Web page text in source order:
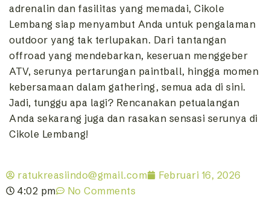
adrenalin dan fasilitas yang memadai, Cikole
Lembang siap menyambut Anda untuk pengalaman
outdoor yang tak terlupakan. Dari tantangan
offroad yang mendebarkan, keseruan menggeber
ATV, serunya pertarungan paintball, hingga momen
kebersamaan dalam gathering, semua ada di sini.
Jadi, tunggu apa lagi? Rencanakan petualangan
Anda sekarang juga dan rasakan sensasi serunya di
Cikole Lembang!
ratukreasiindo@gmail.com
Februari 16, 2026
4:02 pm
No Comments